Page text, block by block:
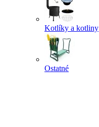
Kotlíky a kotliny
Ostatné